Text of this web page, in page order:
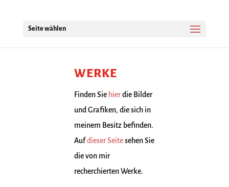
Seite wählen
WERKE
Finden Sie hierdie Bilder
und Grafiken, die sich in
meinem Besitz befinden.
Aufdieser Seitesehen Sie
die von mir
recherchierten Werke.